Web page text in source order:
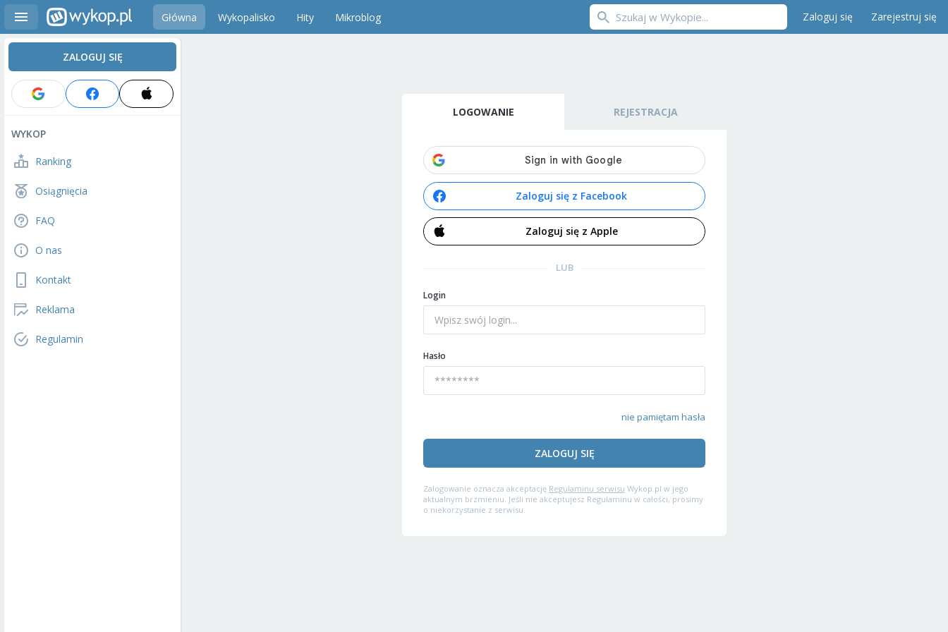
Główna Wykopalisko Hity Mikroblog Zaloguj się Zarejestruj się
ZALOGUJ SIĘ
WYKOP
Ranking
Osiągnięcia
FAQ
O nas
Kontakt
Reklama
Regulamin
LOGOWANIE REJESTRACJA
Zaloguj się z Facebook
Zaloguj się z Apple
LUB
Login
Hasło
nie pamiętam hasła
ZALOGUJ SIĘ
Zalogowanie oznacza akceptację Regulaminu serwisu Wykop.pl w jego
aktualnym brzmieniu. Jeśli nie akceptujesz Regulaminu w całości, prosimy
o niekorzystanie z serwisu.